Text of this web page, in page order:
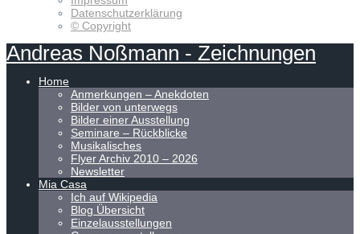
Datenschutzerklärung
© Copyright
Andreas Noßmann - Zeichnungen
Home
Anmerkungen – Anekdoten
Bilder von unterwegs
Bilder einer Ausstellung
Seminare – Rückblicke
Musikalisches
Flyer Archiv 2010 – 2026
Newsletter
Mia Casa
Ich auf Wikipedia
Blog Übersicht
Einzelausstellungen